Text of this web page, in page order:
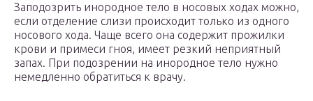
Заподозрить инородное тело в носовых ходах можно,
если отделение слизи происходит только из одного
носового хода. Чаще всего она содержит прожилки
крови и примеси гноя, имеет резкий неприятный
запах. При подозрении на инородное тело нужно
немедленно обратиться к врачу.